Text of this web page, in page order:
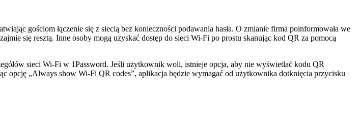
gościom łączenie się z siecią bez konieczności podawania hasła. O zmianie firma poinformowała we
się resztą. Inne osoby mogą uzyskać dostęp do sieci Wi-Fi po prostu skanując kod QR za pomocą
sieci Wi-Fi w 1Password. Jeśli użytkownik woli, istnieje opcja, aby nie wyświetlać kodu QR
opcję „Always show Wi-Fi QR codes”, aplikacja będzie wymagać od użytkownika dotknięcia przycisku